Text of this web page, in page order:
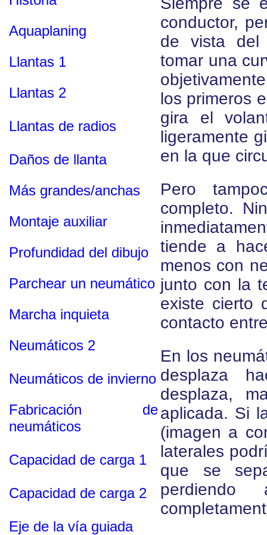
Aquaplaning
Llantas 1
Llantas 2
Llantas de radios
Daños de llanta
Más grandes/anchas
Montaje auxiliar
Profundidad del dibujo
Parchear un neumático
Marcha inquieta
Neumáticos 2
Neumáticos de invierno
Fabricación de
neumáticos
Capacidad de carga 1
Capacidad de carga 2
Eje de la vía guiada
conductor,
de vista del
tomar una
los primeros
gira el
ligeramente
en la que
Pero
completo.
tiende a
menos con
junto con la
existe cierto
contacto
En los
desplaza
desplaza,
aplicada. Si
(imagen a
laterales
que se